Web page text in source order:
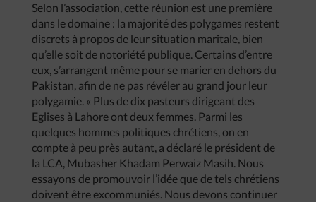
Selon l’association, cette réunion est une première
dans le domaine : la majorité des polygames restent
discrets à propos de leur situation maritale, bien
qu’elle soit de notoriété publique. Certains d’entre
eux, s’arrangent même pour se marier en dehors du
Pakistan, afin de ne pas révéler au grand jour leur
polygamie. « Plus de dix pasteurs dirigeant des
Eglises à Lahore ont deux femmes. Parmi les
quelques hommes politiques chrétiens, on en
compte à peu près autant, a déclaré le président de
la LCA, Mubasher Khadam Perwaiz Masih. Nous
essayons de promouvoir l’idée que de tels chrétiens
doivent être excommuniés. Nous devons continuer